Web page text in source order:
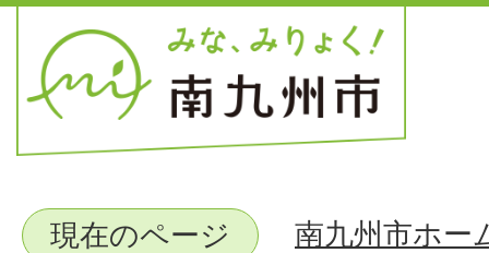
現在のページ 南九州市ホー